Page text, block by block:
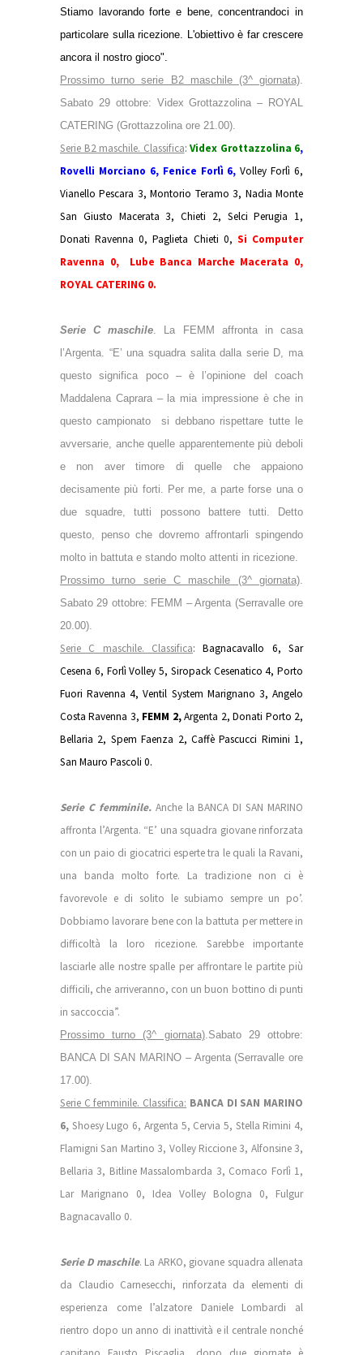
Stiamo lavorando forte e bene, concentrandoci in
particolare sulla ricezione. L'obiettivo è far crescere
ancora il nostro gioco".
Prossimo turno serie B2 maschile (3^ giornata).
Sabato 29 ottobre: Videx Grottazzolina – ROYAL
CATERING (Grottazzolina ore 21.00).
Serie B2 maschile. Classifica: Videx Grottazzolina 6,
Rovelli Morciano 6, Fenice Forlì 6, Volley Forlì 6,
Vianello Pescara 3, Montorio Teramo 3, Nadia Monte
San Giusto Macerata 3, Chieti 2, Selci Perugia 1,
Donati Ravenna 0, Paglieta Chieti 0, Si Computer
Ravenna 0,
Lube Banca Marche Macerata 0,
ROYAL CATERING 0.
Serie C maschile. La FEMM affronta in casa
l’Argenta. “E’ una squadra salita dalla serie D, ma
questo significa poco – è l’opinione del coach
Maddalena Caprara – la mia impressione è che in
questo campionato
si debbano rispettare tutte le
avversarie, anche quelle apparentemente più deboli
e non aver timore di quelle che appaiono
decisamente più forti. Per me, a parte forse una o
due squadre, tutti possono battere tutti. Detto
questo, penso che dovremo affrontarli spingendo
molto in battuta e stando molto attenti in ricezione.
Prossimo turno serie C maschile (3^ giornata).
Sabato 29 ottobre: FEMM – Argenta (Serravalle ore
20.00).
Serie C maschile. Classifica:Bagnacavallo 6, Sar
Cesena 6, Forlì Volley 5, Siropack Cesenatico 4, Porto
Fuori Ravenna 4, Ventil System Marignano 3, Angelo
Costa Ravenna 3, FEMM 2,Argenta 2, Donati Porto 2,
Bellaria 2, Spem Faenza 2, Caffè Pascucci Rimini 1,
San Mauro Pascoli 0.
Serie C femminile.Anche la BANCA DI SAN MARINO
affronta l’Argenta. “E’ una squadra giovane rinforzata
con un paio di giocatrici esperte tra le quali la Ravani,
una banda molto forte. La tradizione non ci è
favorevole e di solito le subiamo sempre un po’.
Dobbiamo lavorare bene con la battuta per mettere in
difficoltà la loro ricezione. Sarebbe importante
lasciarle alle nostre spalle per affrontare le partite più
difficili, che arriveranno, con un buon bottino di punti
in saccoccia”.
Prossimo turno (3^ giornata).Sabato 29 ottobre:
BANCA DI SAN MARINO – Argenta (Serravalle ore
17.00).
Serie C femminile. Classifica: BANCA DI SAN MARINO
6, Shoesy Lugo 6, Argenta 5, Cervia 5, Stella Rimini 4,
Flamigni San Martino 3, Volley Riccione 3, Alfonsine 3,
Bellaria 3, Bitline Massalombarda 3, Comaco Forlì 1,
Lar Marignano 0, Idea Volley Bologna 0, Fulgur
Bagnacavallo 0.
Serie D maschile. La ARKO, giovane squadra allenata
da Claudio Carnesecchi, rinforzata da elementi di
esperienza come l’alzatore Daniele Lombardi al
rientro dopo un anno di inattività e il centrale nonché